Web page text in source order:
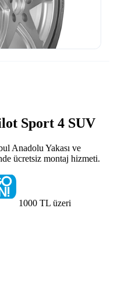
Sport 4 SUV
Anadolu Yakası ve
ücretsiz montaj hizmeti.
1000 TL üzeri